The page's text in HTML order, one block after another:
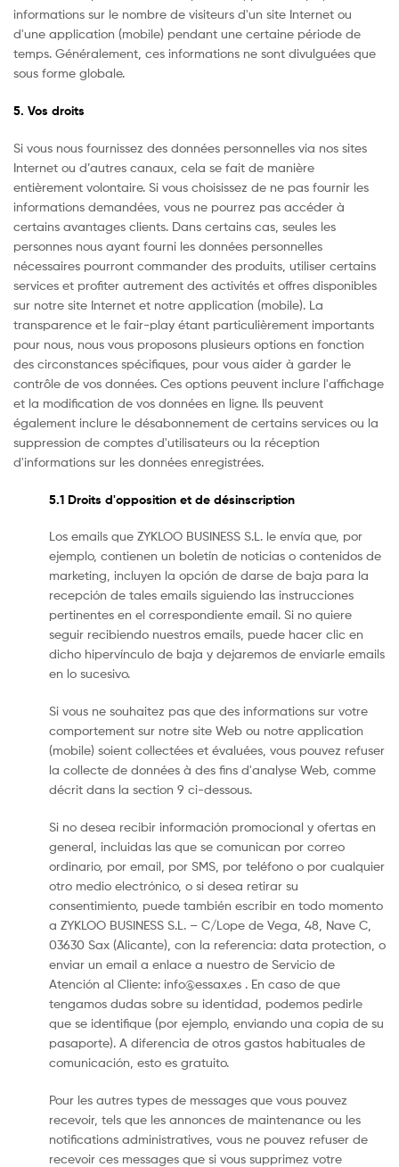
informations sur le nombre de visiteurs d'un site Internet ou
d'une application (mobile) pendant une certaine période de
temps. Généralement, ces informations ne sont divulguées que
sous forme globale.
5. Vos droits
Si vous nous fournissez des données personnelles via nos sites
Internet ou d’autres canaux, cela se fait de manière
entièrement volontaire. Si vous choisissez de ne pas fournir les
informations demandées, vous ne pourrez pas accéder à
certains avantages clients. Dans certains cas, seules les
personnes nous ayant fourni les données personnelles
nécessaires pourront commander des produits, utiliser certains
services et profiter autrement des activités et offres disponibles
sur notre site Internet et notre application (mobile). La
transparence et le fair-play étant particulièrement importants
pour nous, nous vous proposons plusieurs options en fonction
des circonstances spécifiques, pour vous aider à garder le
contrôle de vos données. Ces options peuvent inclure l'affichage
et la modification de vos données en ligne. Ils peuvent
également inclure le désabonnement de certains services ou la
suppression de comptes d'utilisateurs ou la réception
d'informations sur les données enregistrées.
5.1 Droits d'opposition et de désinscription
Los emails que ZYKLOO BUSINESS S.L. le envía que, por
ejemplo, contienen un boletín de noticias o contenidos de
marketing, incluyen la opción de darse de baja para la
recepción de tales emails siguiendo las instrucciones
pertinentes en el correspondiente email. Si no quiere
seguir recibiendo nuestros emails, puede hacer clic en
dicho hipervínculo de baja y dejaremos de enviarle emails
en lo sucesivo.
Si vous ne souhaitez pas que des informations sur votre
comportement sur notre site Web ou notre application
(mobile) soient collectées et évaluées, vous pouvez refuser
la collecte de données à des fins d'analyse Web, comme
décrit dans la section 9 ci-dessous.
Si no desea recibir información promocional y ofertas en
general, incluidas las que se comunican por correo
ordinario, por email, por SMS, por teléfono o por cualquier
otro medio electrónico, o si desea retirar su
consentimiento, puede también escribir en todo momento
a ZYKLOO BUSINESS S.L. – C/Lope de Vega, 48, Nave C,
03630 Sax (Alicante), con la referencia: data protection, o
enviar un email a enlace a nuestro de Servicio de
Atención al Cliente: info@essax.es . En caso de que
tengamos dudas sobre su identidad, podemos pedirle
que se identifique (por ejemplo, enviando una copia de su
pasaporte). A diferencia de otros gastos habituales de
comunicación, esto es gratuito.
Pour les autres types de messages que vous pouvez
recevoir, tels que les annonces de maintenance ou les
notifications administratives, vous ne pouvez refuser de
recevoir ces messages que si vous supprimez votre